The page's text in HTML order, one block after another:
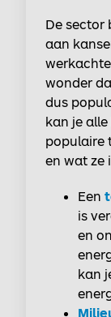
De sector
aan
wonder
dus
kan je
populaire
en wat ze
Een
is
en
kan